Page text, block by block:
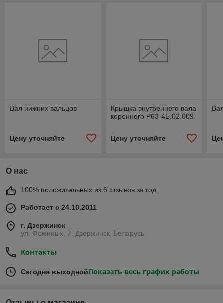
Вал нижних вальцов
Цену уточняйте
Крышка внутреннего вала
коренного Р63-4Б.02.009
Цену уточняйте
О нас
100% положительных из 6 отзывов за год
Работает с 24.10.2011
г. Дзержинск
ул. Фоминых, 7, Дзержинск, Беларусь
Контакты
Сегодня выходнойПоказать весь график работы